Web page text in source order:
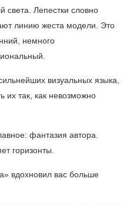
Лепестки словно
линию жеста модели. Это
немного
визуальных языка,
их так, как невозможно
фантазия автора.
горизонты.
вдохновил вас больше